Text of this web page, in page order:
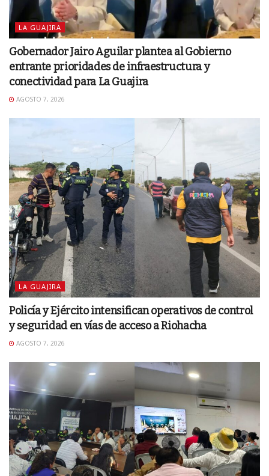
LA GUAJIRA
Gobernador Jairo Aguilar plantea al Gobierno
entrante prioridades de infraestructura y
conectividad para La Guajira
AGOSTO 7, 2026
LA GUAJIRA
Policía y Ejército intensifican operativos de control
y seguridad en vías de acceso a Riohacha
AGOSTO 7, 2026